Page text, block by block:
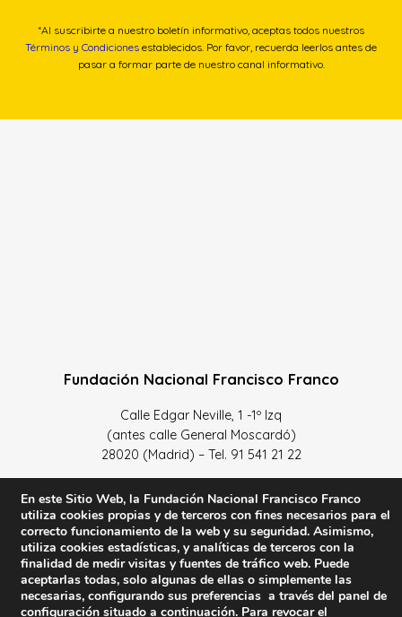
*Al suscribirte a nuestro boletín informativo, aceptas todos nuestros
Términos y Condiciones establecidos. Por favor, recuerda leerlos antes de
pasar a formar parte de nuestro canal informativo.
Fundación Nacional Francisco Franco
Calle Edgar Neville, 1 -1º Izq
(antes calle General Moscardó)
28020 (Madrid) – Tel. 91 541 21 22
Política de Privacidad y protección de datos–Sus datos
son seguros–Política de Cookies–Condiciones Generales
En este Sitio Web, la Fundación Nacional Francisco Franco
utiliza cookies propias y de terceros con fines necesarios para el
correcto funcionamiento de la web y su seguridad. Asimismo,
utiliza cookies estadísticas, y analíticas de terceros con la
finalidad de medir visitas y fuentes de tráfico web. Puede
aceptarlas todas, solo algunas de ellas o simplemente las
necesarias, configurando sus preferencias a través del panel de
configuración situado a continuación. Para revocar el